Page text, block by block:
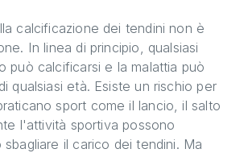
calcificazione dei tendini non è
In linea di principio, qualsiasi
può calcificarsi e la malattia può
qualsiasi età. Esiste un rischio per
sport come il lancio, il salto
l'attività sportiva possono
il carico dei tendini. Ma